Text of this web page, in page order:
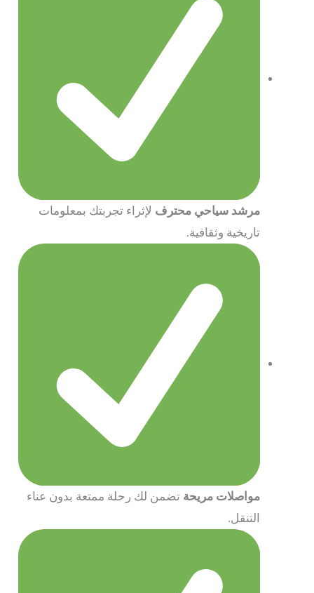
مرشد سياحي محترف لإثراء تجربتك بمعلومات
تاريخية وثقافية.
مواصلات مريحة تضمن لك رحلة ممتعة بدون عناء
التنقل.